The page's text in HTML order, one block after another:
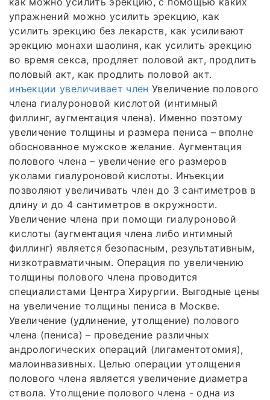
упражнений можно усилить эрекцию, как
усилить эрекцию без лекарств, как усиливают
эрекцию монахи шаолиня, как усилить эрекцию
во время секса, продляет половой акт, продлить
половый акт, как продлить половой акт.
инъекции увеличивает член Увеличение полового
члена гиалуроновой кислотой (интимный
филлинг, аугментация члена). Именно поэтому
увеличение толщины и размера пениса – вполне
обоснованное мужское желание. Аугментация
полового члена – увеличение его размеров
уколами гиалуроновой кислоты. Инъекции
позволяют увеличивать член до 3 сантиметров в
длину и до 4 сантиметров в окружности.
Увеличение члена при помощи гиалуроновой
кислоты (аугментация члена либо интимный
филлинг) является безопасным, результативным,
низкотравматичным. Операция по увеличению
толщины полового члена проводится
специалистами Центра Хирургии. Выгодные цены
на увеличение толщины пениса в Москве.
Увеличение (удлинение, утолщение) полового
члена (пениса) – проведение различных
андрологических операций (лигаментотомия),
малоинвазивных. Целью операции утолщения
полового члена является увеличение диаметра
ствола. Утолщение полового члена - одна из